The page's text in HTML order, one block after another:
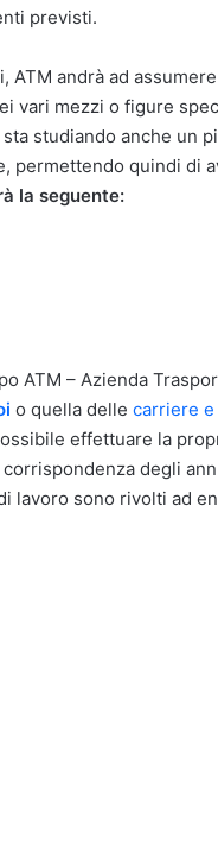
previsti.
andrà ad
vari mezzi o figure
studiando anche un
permettendo quindi di
la seguente:
ATM – Azienda
o quella delle carriere
effettuare la
degli
lavoro sono rivolti ad